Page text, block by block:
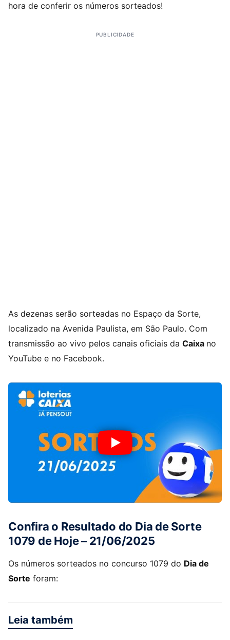
hora de conferir os números sorteados!
PUBLICIDADE
As dezenas serão sorteadas no Espaço da Sorte,
localizado na Avenida Paulista, em São Paulo. Com
transmissão ao vivo pelos canais oficiais da Caixa no
YouTube e no Facebook.
Confira o Resultado do Dia de Sorte
1079 de Hoje – 21/06/2025
Os números sorteados no concurso 1079 do Dia de
Sorte foram:
Leia também